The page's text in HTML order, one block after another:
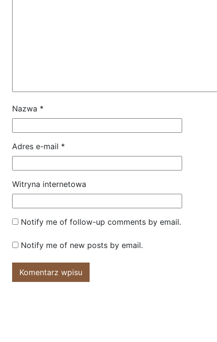
Nazwa *
Adres e-mail *
Witryna internetowa
Notify me of follow-up comments by email.
Notify me of new posts by email.